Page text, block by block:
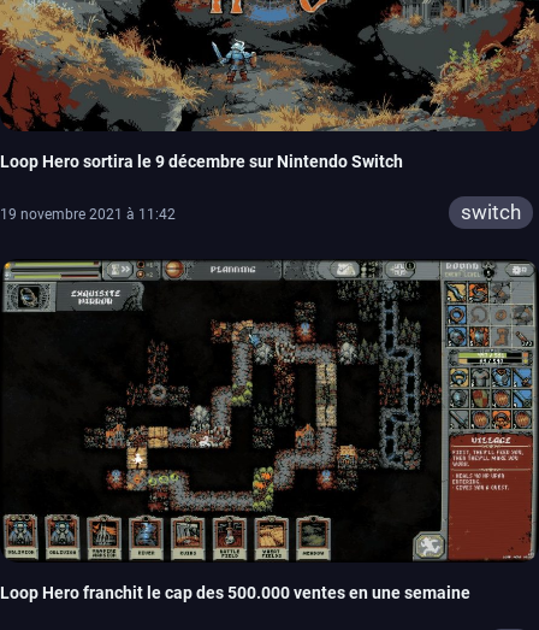
Loop Hero sortira le 9 décembre sur Nintendo Switch
19 novembre 2021 à 11:42 switch
Loop Hero franchit le cap des 500.000 ventes en une semaine